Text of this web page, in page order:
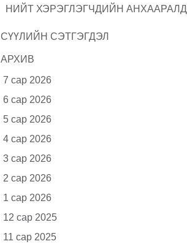
НИЙТ ХЭРЭГЛЭГЧДИЙН АНХААРАЛД
СҮҮЛИЙН СЭТГЭГДЭЛ
АРХИВ
7 сар 2026
6 сар 2026
5 сар 2026
4 сар 2026
3 сар 2026
2 сар 2026
1 сар 2026
12 сар 2025
11 сар 2025